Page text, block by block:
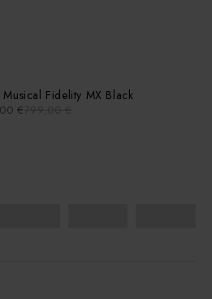
Fidelity MX Black
€